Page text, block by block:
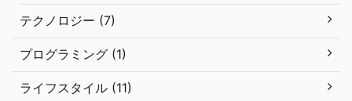
テクノロジー (7)
プログラミング (1)
ライフスタイル (11)